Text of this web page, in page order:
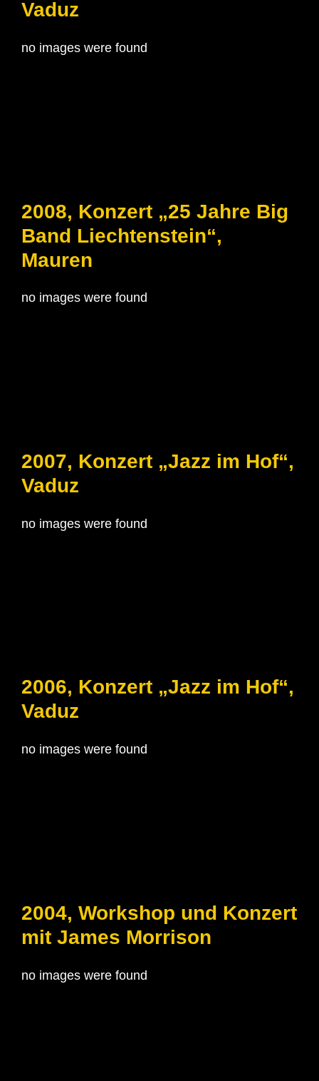
Vaduz
no images were found
2008, Konzert „25 Jahre Big
Band Liechtenstein“,
Mauren
no images were found
2007, Konzert „Jazz im Hof“,
Vaduz
no images were found
2006, Konzert „Jazz im Hof“,
Vaduz
no images were found
2004, Workshop und Konzert
mit James Morrison
no images were found